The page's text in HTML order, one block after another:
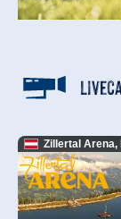
Zillertal Arena,